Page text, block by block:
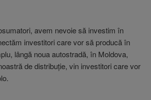
avem nevoie să investim în
investitori care vor să producă în
lângă noua autostradă, în Moldova,
de distribuţie, vin investitori care vor